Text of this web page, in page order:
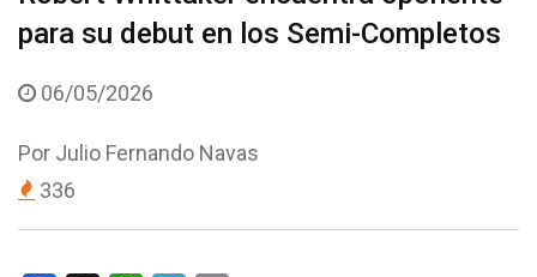
para su debut en los Semi-Completos
06/05/2026
Por Julio Fernando Navas
336